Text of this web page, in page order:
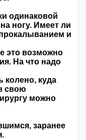
одинаковой
ногу. Имеет ли
и
это возможно
На что надо
колено, куда
свою
можно
заранее